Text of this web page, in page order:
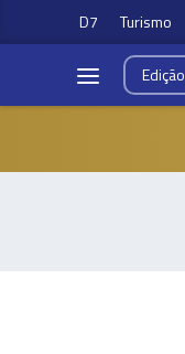
D7 Turismo
Edição